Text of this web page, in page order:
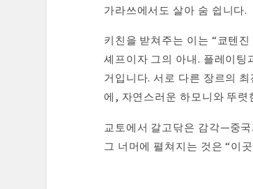
가라쓰에서도 살아 숨 쉽니다.
키친을 받쳐주는 이는 “쿄텐
셰프이자 그의 아내. 플레이
거입니다. 서로 다른 장르의
에, 자연스러운 하모니와 뚜
교토에서 갈고닦은 감각—중
그 너머에 펼쳐지는 것은 “이